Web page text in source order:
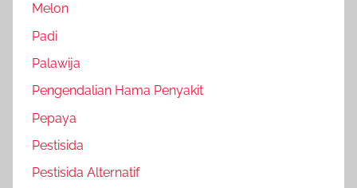
Melon
Padi
Palawija
Pengendalian Hama Penyakit
Pepaya
Pestisida
Pestisida Alternatif